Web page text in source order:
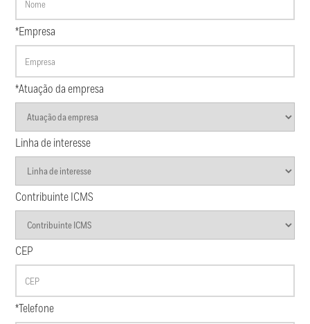
*Empresa
*Atuação da empresa
Linha de interesse
Contribuinte ICMS
CEP
*Telefone